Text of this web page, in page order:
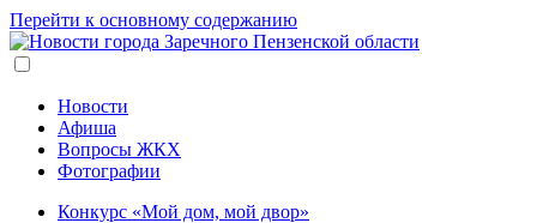
Перейти к основному содержанию
Новости
Афиша
Вопросы ЖКХ
Фотографии
Конкурс «Мой дом, мой двор»